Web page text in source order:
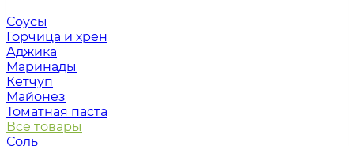
Соусы
Горчица и хрен
Аджика
Маринады
Кетчуп
Майонез
Томатная паста
Все товары
Соль